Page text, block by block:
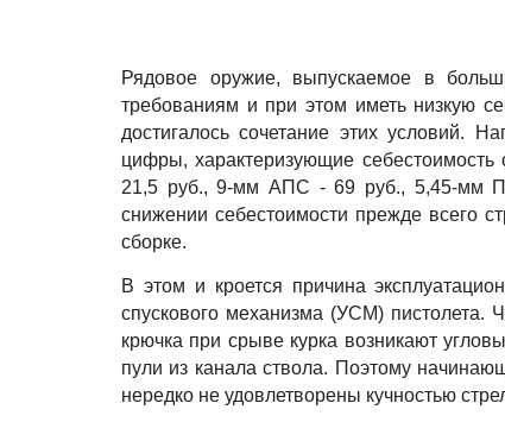
Рядовое оружие, выпускаемое в
требованиям и при этом иметь низкую
достигалось сочетание этих условий.
цифры, характеризующие
21,5 руб., 9-мм АПС - 69 руб., 5,45-мм
снижении себестоимости прежде всего
сборке.
В этом и кроется причина
спускового механизма (УСМ) пистолета.
крючка при срыве курка возникают
пули из канала ствола. Поэтому
нередко не удовлетворены кучностью